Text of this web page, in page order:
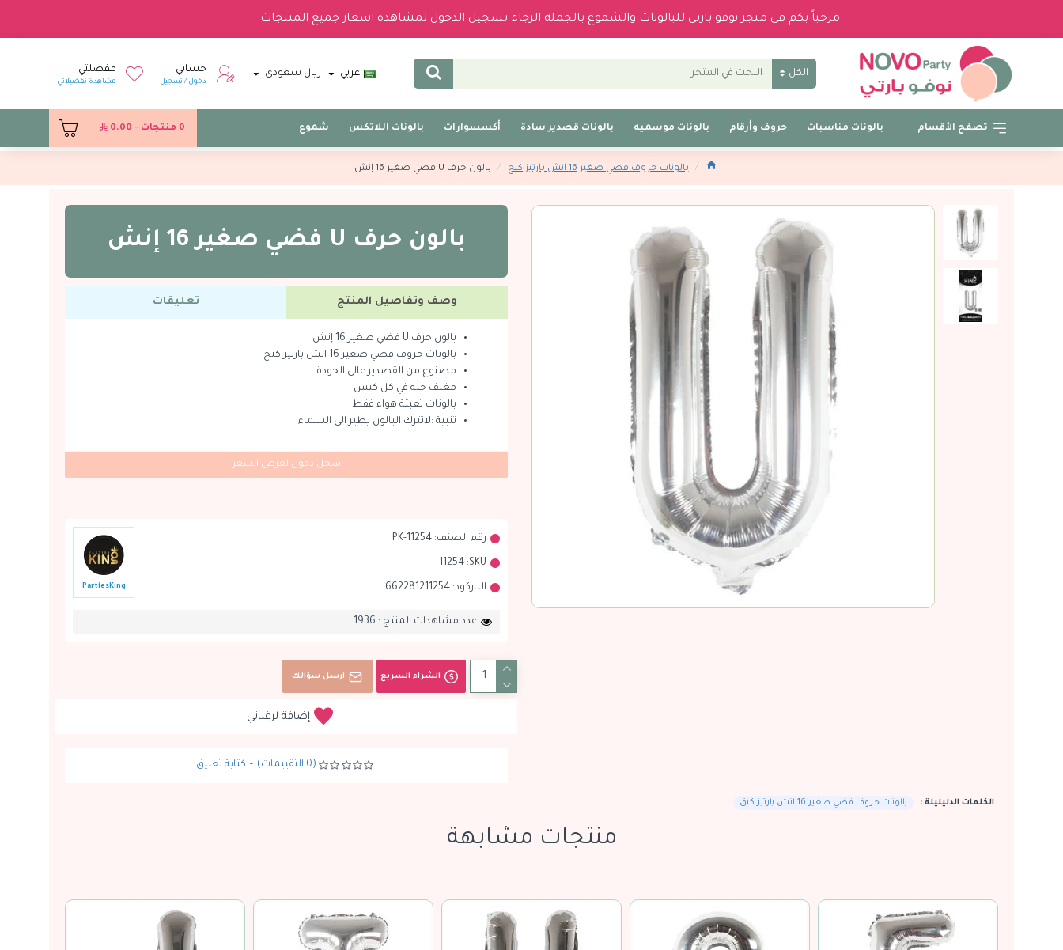
مرحباً بكم فى متجر نوفو بارتي للبالونات والشموع بالجملة الرجاء تسجيل الدخول لمشاهدة اسعار جميع المنتجات
الكل عربي ريال سعودى حسابي
دخول / تسجيل
مفضلتي
مشاهدة تفضيلاتي
تصفح الأقسام بالونات مناسبات حروف وأرقام بالونات موسميه بالونات قصدير سادة أكسسوارات بالونات اللاتكس شموع 0 منتجات - 0.00
بالونات حروف فضي صغير 16 انش بارتيز كنج بالون حرف U فضي صغير 16 إنش
بالون حرف U فضي صغير 16 إنش
وصف وتفاصيل المنتج تعليقات
بالون حرف U فضي صغير 16 إنش
بالونات حروف فضي صغير 16 انش بارتيز كنج
مصنوع من القصدير عالي الجودة
مغلف حبه في كل كيس
بالونات تعبئة هواء فقط
تنبية :لاتترك البالون يطير الى السماء
رقم الصنف: PK-11254
SKU:
11254
الباركود: 662281211254
PartiesKing
عدد مشاهدات المنتج : 1936
(0 التقييمات) - كتابة تعليق
سجل دخول لعرض السعر
الشراء السريع ارسل سؤالك
إضافة لرغباتي
الكلمات الدليليلة : بالونات حروف فضي صغير 16 انش بارتيز كنق
منتجات مشابهة
نفدت الكمية